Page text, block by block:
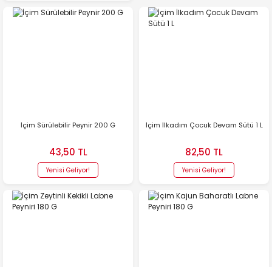
İçim Sürülebilir Peynir 200 G
43,50 TL
Yenisi Geliyor!
İçim İlkadım Çocuk Devam Sütü 1 L
82,50 TL
Yenisi Geliyor!